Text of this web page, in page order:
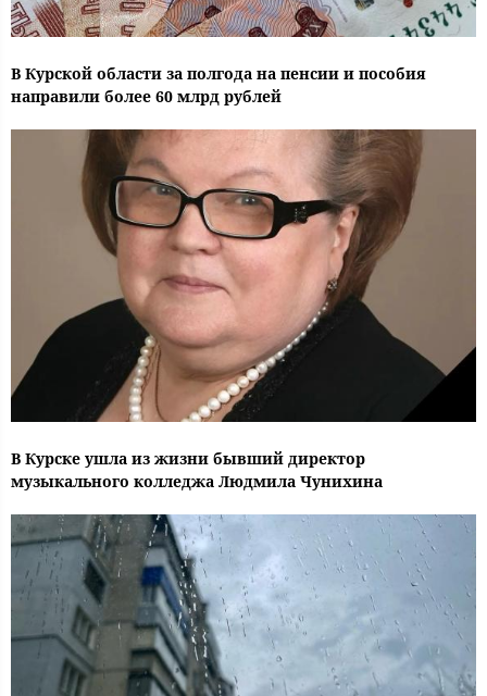
В Курской области за полгода на пенсии и пособия
направили более 60 млрд рублей
В Курске ушла из жизни бывший директор
музыкального колледжа Людмила Чунихина